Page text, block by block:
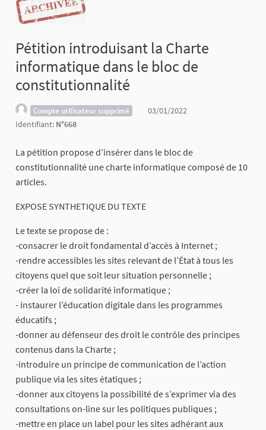
Pétition introduisant la Charte
informatique dans le bloc de
constitutionnalité
Compte utilisateur supprimé
03/01/2022
Identifiant: N°668
La pétition propose d’insérer dans le bloc de
constitutionnalité une charte informatique composé de 10
articles.
EXPOSE SYNTHETIQUE DU TEXTE
Le texte se propose de :
-consacrer le droit fondamental d’accès à Internet ;
-rendre accessibles les sites relevant de l’État à tous les
citoyens quel que soit leur situation personnelle ;
-créer la loi de solidarité informatique ;
- instaurer l’éducation digitale dans les programmes
éducatifs ;
-donner au défenseur des droit le contrôle des principes
contenus dans la Charte ;
-introduire un principe de communication de l’action
publique via les sites étatiques ;
-donner aux citoyens la possibilité de s’exprimer via des
consultations on-line sur les politiques publiques ;
-mettre en place un label pour les sites adhérant aux